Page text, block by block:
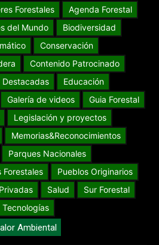
Forestales
Agenda Forestal
del Mundo
Biodiversidad
Conservación
Contenido Patrocinado
Destacadas
Educación
Galería de videos
Guia Forestal
Legislación y proyectos
Memorias&Reconocimientos
Parques Nacionales
Forestales
Pueblos Originarios
Salud
Sur Forestal
Tecnologías
Ambiental